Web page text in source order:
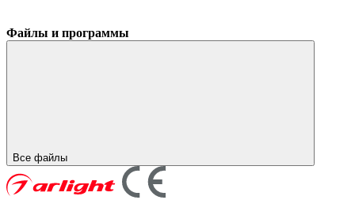
Файлы и программы
Все файлы